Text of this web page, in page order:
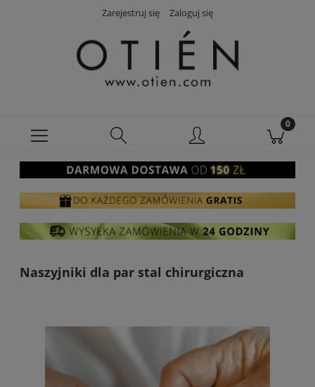
Zarejestruj się Zaloguj się
Naszyjniki dla par stal chirurgiczna